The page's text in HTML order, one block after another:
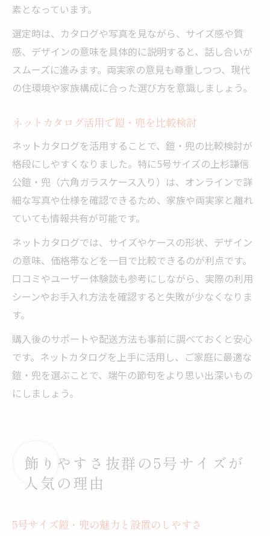
素となっています。
選定時は、カタログや写真を見ながら、サイズ感や質
感、デザインの意味を具体的に説明すると、話し合いが
スムーズに進みます。両実家の意見も尊重しつつ、現代
の住環境や家族構成に合った選び方を意識しましょう。
ネットカタログ活用で鎧・兜を比較検討
ネットカタログを活用することで、鎧・兜の比較検討が
格段にしやすくなりました。特に5号サイズの上杉謙信
公鎧・兜（六角ガラスケース入り）は、オンラインで詳
細な写真や仕様を確認できるため、家族や両実家と離れ
ていても情報共有が可能です。
ネットカタログでは、サイズやケースの形状、デザイン
の意味、価格帯などを一目で比較できるのが利点です。
口コミやユーザー体験談も参考にしながら、実際の利用
シーンやお手入れ方法を確認すると失敗が少なくなりま
す。
購入後のサポートや配送方法も事前に調べておくと安心
です。ネットカタログを上手に活用し、ご家庭に最適な
鎧・兜を選ぶことで、端午の節句をより思い出深いもの
にしましょう。
飾りやすさ抜群の5号サイズが
人気の理由
5号サイズ鎧・兜の魅力と設置のしやすさ